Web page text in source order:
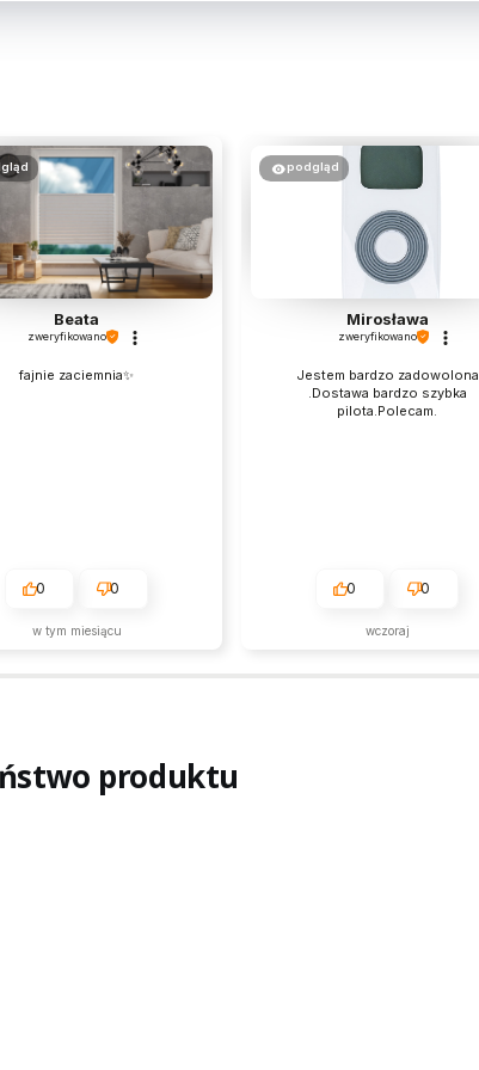
Beata
zweryfikowano
fajnie zaciemnia✨
0 0
w tym miesiącu
podgląd
Mirosława
zweryfikowano
Jestem bardzo zadowolona
.Dostawa bardzo szybka
pilota.Polecam.
0 0
wczoraj
produktu